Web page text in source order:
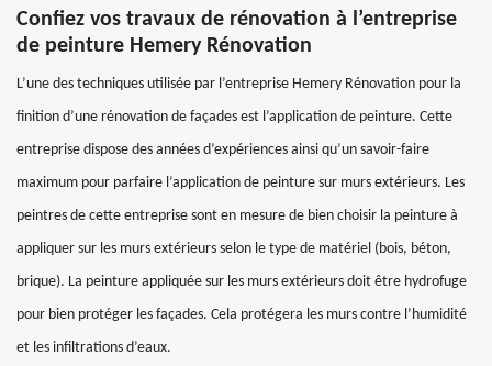
Confiez vos travaux de rénovation à l’entreprise
de peinture Hemery Rénovation
L’une des techniques utilisée par l’entreprise Hemery Rénovation pour la
finition d’une rénovation de façades est l’application de peinture. Cette
entreprise dispose des années d’expériences ainsi qu’un savoir-faire
maximum pour parfaire l’application de peinture sur murs extérieurs. Les
peintres de cette entreprise sont en mesure de bien choisir la peinture à
appliquer sur les murs extérieurs selon le type de matériel (bois, béton,
brique). La peinture appliquée sur les murs extérieurs doit être hydrofuge
pour bien protéger les façades. Cela protégera les murs contre l’humidité
et les infiltrations d’eaux.